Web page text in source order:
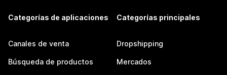
Categorías de aplicaciones
Canales de venta
Búsqueda de productos
Categorías principales
Dropshipping
Mercados